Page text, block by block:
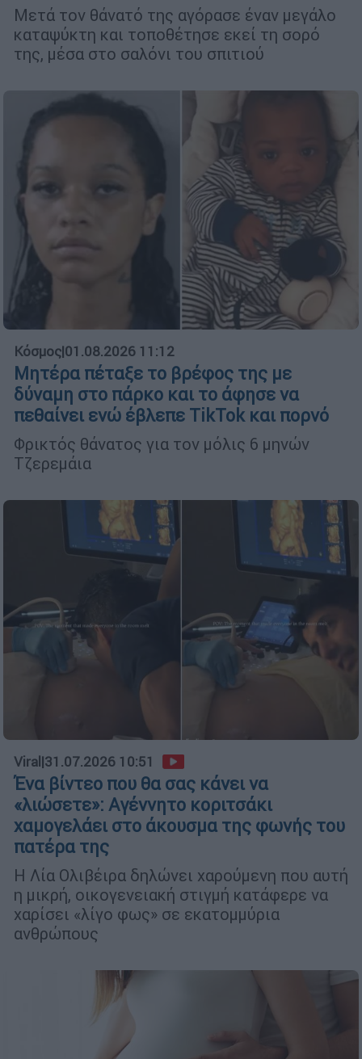
Μετά τον θάνατό της αγόρασε έναν μεγάλο
καταψύκτη και τοποθέτησε εκεί τη σορό
της, μέσα στο σαλόνι του σπιτιού
Κόσμος|01.08.2026 11:12
Μητέρα πέταξε το βρέφος της με
δύναμη στο πάρκο και το άφησε να
πεθαίνει ενώ έβλεπε TikTok και πορνό
Φρικτός θάνατος για τον μόλις 6 μηνών
Τζερεμάια
Viral |31.07.2026 10:51
Ένα βίντεο που θα σας κάνει να
«λιώσετε»: Αγέννητο κοριτσάκι
χαμογελάει στο άκουσμα της φωνής του
πατέρα της
Η Λία Ολιβέιρα δηλώνει χαρούμενη που αυτή
η μικρή, οικογενειακή στιγμή κατάφερε να
χαρίσει «λίγο φως» σε εκατομμύρια
ανθρώπους